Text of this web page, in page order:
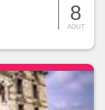
8
AOUT